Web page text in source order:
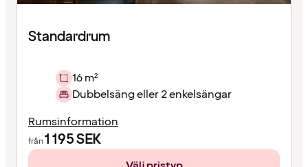
Standardrum
16 m²
Dubbelsäng eller 2 enkelsängar
Rumsinformation
från1 195SEK